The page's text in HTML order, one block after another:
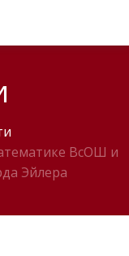
ВсОШ и
Эйлера